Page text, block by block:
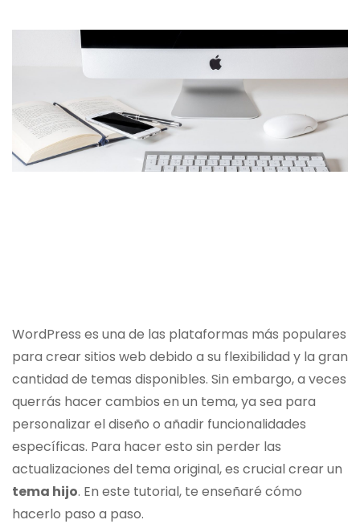
WordPress es una de las plataformas más populares
para crear sitios web debido a su flexibilidad y la gran
cantidad de temas disponibles. Sin embargo, a veces
querrás hacer cambios en un tema, ya sea para
personalizar el diseño o añadir funcionalidades
específicas. Para hacer esto sin perder las
actualizaciones del tema original, es crucial crear un
tema hijo. En este tutorial, te enseñaré cómo
hacerlo paso a paso.